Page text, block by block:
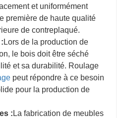
et uniformément
première de haute qualité
de contreplaqué.
Lors de la production de
le bois doit être séché
et sa durabilité. Roulage
peut répondre à ce besoin
pour la production de
: La fabrication de meubles